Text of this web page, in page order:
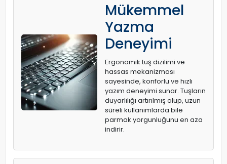
Mükemmel
Yazma
Deneyimi
Ergonomik tuş dizilimi ve
hassas mekanizması
sayesinde, konforlu ve hızlı
yazım deneyimi sunar. Tuşların
duyarlılığı artırılmış olup, uzun
süreli kullanımlarda bile
parmak yorgunluğunu en aza
indirir.